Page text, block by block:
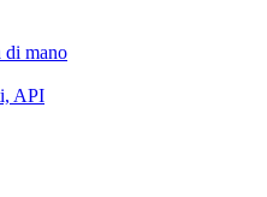
di mano
API